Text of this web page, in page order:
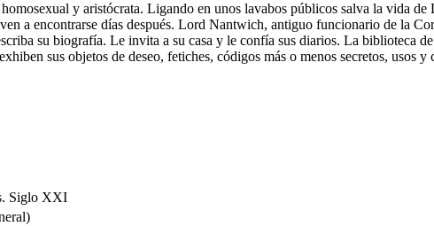
y aristócrata. Ligando en unos lavabos públicos salva la vida
a encontrarse días después. Lord Nantwich, antiguo funcionario de la
su biografía. Le invita a su casa y le confía sus diarios. La biblioteca
sus objetos de deseo, fetiches, códigos más o menos secretos, usos y
Siglo XXI